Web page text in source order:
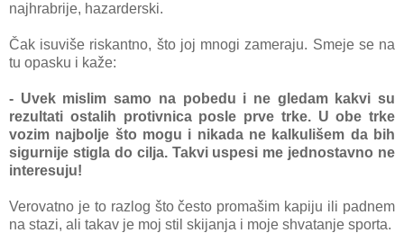
najhrabrije, hazarderski.
Čak isuviše riskantno, što joj mnogi zameraju. Smeje se na
tu opasku i kaže:
- Uvek mislim samo na pobedu i ne gledam kakvi su
rezultati ostalih protivnica posle prve trke. U obe trke
vozim najbolje što mogu i nikada ne kalkulišem da bih
sigurnije stigla do cilja. Takvi uspesi me jednostavno ne
interesuju!
Verovatno je to razlog što često promašim kapiju ili padnem
na stazi, ali takav je moj stil skijanja i moje shvatanje sporta.